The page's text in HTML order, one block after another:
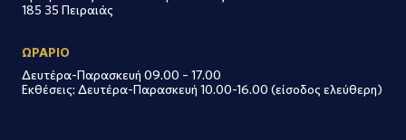
185 35 Πειραιάς
ΩΡΑΡΙΟ
Δευτέρα-Παρασκευή 09.00 – 17.00
Εκθέσεις: Δευτέρα-Παρασκευή 10.00-16.00 (είσοδος ελεύθερη)